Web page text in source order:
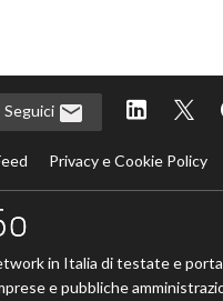
Seguici
Privacy e Cookie Policy
in Italia di testate e
e pubbliche